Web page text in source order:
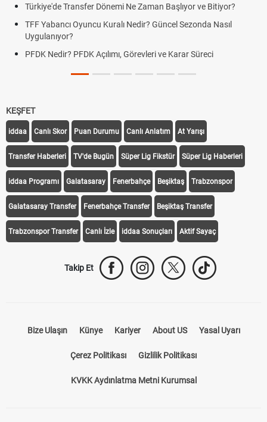
Türkiye'de Transfer Dönemi Ne Zaman Başlıyor ve Bitiyor?
TFF Yabancı Oyuncu Kuralı Nedir? Güncel Sezonda Nasıl
Uygulanıyor?
PFDK Nedir? PFDK Açılımı, Görevleri ve Karar Süreci
KEŞFET
iddaa Canlı Skor Puan Durumu Canlı Anlatım At Yarışı
Transfer Haberleri TV'de Bugün Süper Lig Fikstür Süper Lig Haberleri
iddaa Programı Galatasaray Fenerbahçe Beşiktaş Trabzonspor
Galatasaray Transfer Fenerbahçe Transfer Beşiktaş Transfer
Trabzonspor Transfer Canlı İzle iddaa Sonuçları Aktif Sayaç
Takip Et
Bize Ulaşın Künye Kariyer About US Yasal Uyarı
Çerez Politikası Gizlilik Politikası
KVKK Aydınlatma Metni Kurumsal